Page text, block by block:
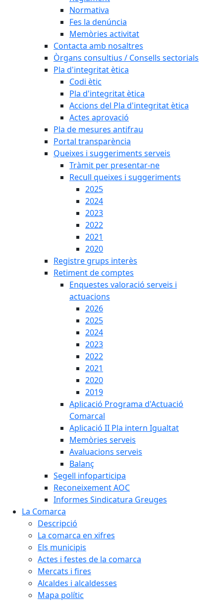
Normativa
Fes la denúncia
Memòries activitat
Contacta amb nosaltres
Òrgans consultius / Consells sectorials
Pla d'integritat ètica
Codi ètic
Pla d'integritat ètica
Accions del Pla d'integritat ètica
Actes aprovació
Pla de mesures antifrau
Portal transparència
Queixes i suggeriments serveis
Tràmit per presentar-ne
Recull queixes i suggeriments
2025
2024
2023
2022
2021
2020
Registre grups interès
Retiment de comptes
Enquestes valoració serveis i
actuacions
2026
2025
2024
2023
2022
2021
2020
2019
Aplicació Programa d'Actuació
Comarcal
Aplicació II Pla intern Igualtat
Memòries serveis
Avaluacions serveis
Balanç
Segell infoparticipa
Reconeixement AOC
Informes Sindicatura Greuges
La Comarca
Descripció
La comarca en xifres
Els municipis
Actes i festes de la comarca
Mercats i fires
Alcaldes i alcaldesses
Mapa polític